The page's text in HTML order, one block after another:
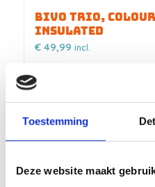
Toestemming
Deze website maakt
BIVO TRIO,
INSULATED
€49,99 incl.